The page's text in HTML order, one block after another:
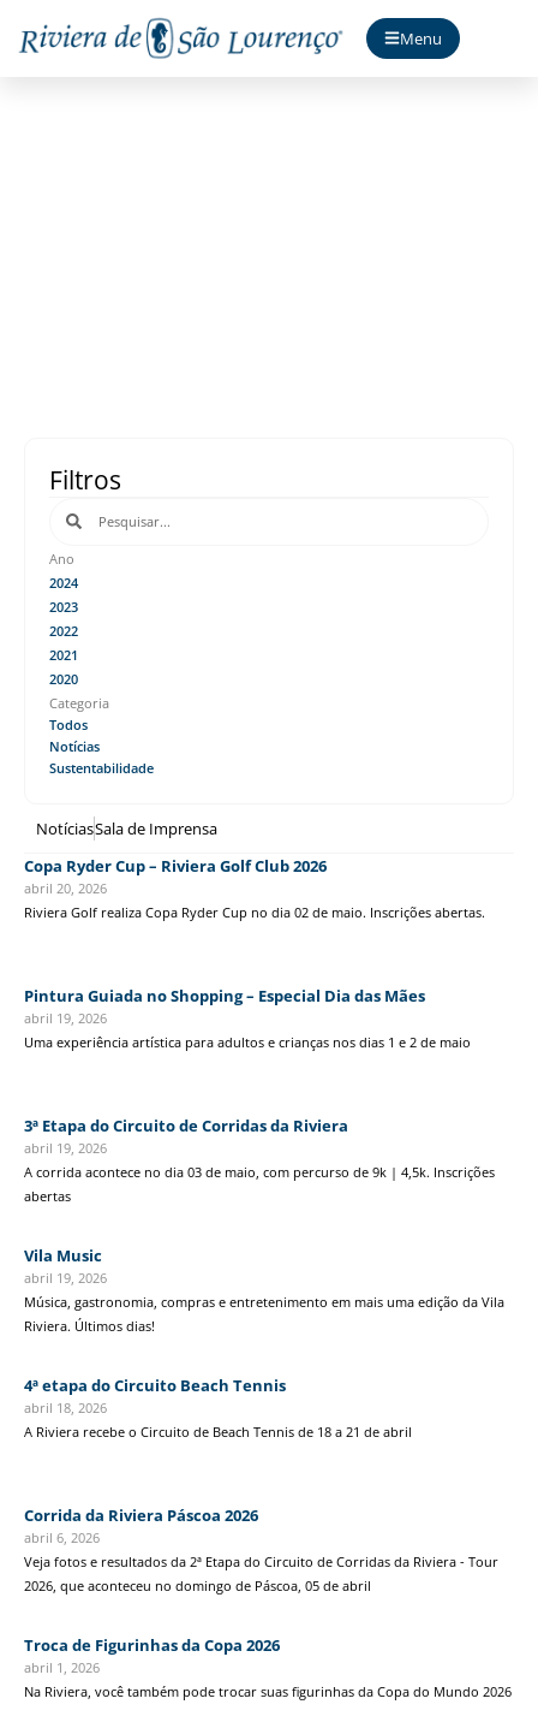
Menu
NotíciasSala de Imprensa
Copa Ryder Cup – Riviera Golf Club 2026
abril 20, 2026
Riviera Golf realiza Copa Ryder Cup no dia 02 de maio. Inscrições abertas.
Pintura Guiada no Shopping – Especial Dia das Mães
abril 19, 2026
Uma experiência artística para adultos e crianças nos dias 1 e 2 de maio
3ª Etapa do Circuito de Corridas da Riviera
abril 19, 2026
A corrida acontece no dia 03 de maio, com percurso de 9k | 4,5k. Inscrições
abertas
Vila Music
abril 19, 2026
Música, gastronomia, compras e entretenimento em mais uma edição da Vila
Riviera. Últimos dias!
4ª etapa do Circuito Beach Tennis
abril 18, 2026
A Riviera recebe o Circuito de Beach Tennis de 18 a 21 de abril
Corrida da Riviera Páscoa 2026
abril 6, 2026
Veja fotos e resultados da 2ª Etapa do Circuito de Corridas da Riviera - Tour
2026, que aconteceu no domingo de Páscoa, 05 de abril
Troca de Figurinhas da Copa 2026
abril 1, 2026
Na Riviera, você também pode trocar suas figurinhas da Copa do Mundo 2026
Filtros
Ano
2024
2023
2022
2021
2020
Categoria
Notícias
Sustentabilidade
Todos